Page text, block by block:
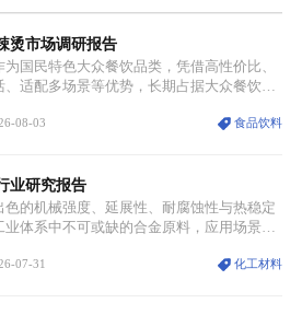
烫市场调研报告
为国民特色大众餐饮品类，凭借高性价比、
、适配多场景等优势，长期占据大众餐饮重
消费需求升级、线上流量变革、新零售业态
消费、创业、政策、技术多重驱动下，依旧
的发展活力。
08-03 食品饮料
业研究报告
色的机械强度、延展性、耐腐蚀性与热稳定
业体系中不可或缺的合金原料，应用场景横
以被替代。依托理化优势，镍被全球主要经
07-31 化工材料